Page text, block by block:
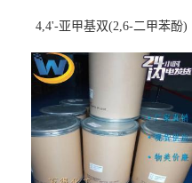
4,4'-亚甲基双(2,6-二甲苯酚)